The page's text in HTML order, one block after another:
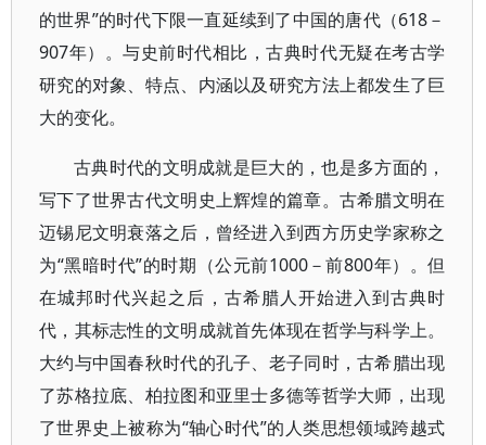
的世界”的时代下限一直延续到了中国的唐代（618－
907年）。与史前时代相比，古典时代无疑在考古学
研究的对象、特点、内涵以及研究方法上都发生了巨
大的变化。
古典时代的文明成就是巨大的，也是多方面的，
写下了世界古代文明史上辉煌的篇章。古希腊文明在
迈锡尼文明衰落之后，曾经进入到西方历史学家称之
为“黑暗时代”的时期（公元前1000－前800年）。但
在城邦时代兴起之后，古希腊人开始进入到古典时
代，其标志性的文明成就首先体现在哲学与科学上。
大约与中国春秋时代的孔子、老子同时，古希腊出现
了苏格拉底、柏拉图和亚里士多德等哲学大师，出现
了世界史上被称为“轴心时代”的人类思想领域跨越式